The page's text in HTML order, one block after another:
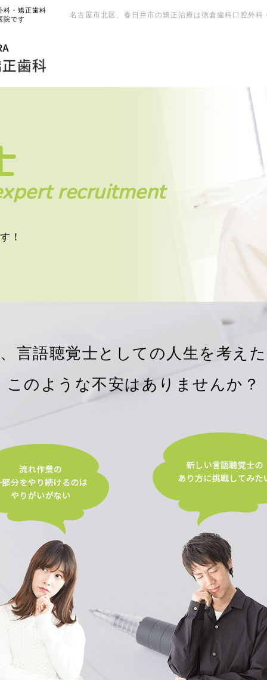
科・矯正歯科
院です
名古屋市北区、春日井市の矯正治療は徳倉歯科口腔外
recruitment
！
言語聴覚士としての人生を考え
このような不安はありませんか？